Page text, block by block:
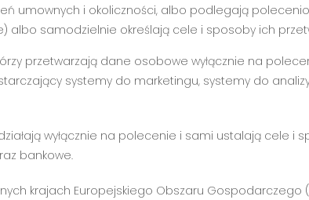
umownych i okoliczności, albo podlegają
samodzielnie określają cele i sposoby ich
przetwarzają dane osobowe wyłącznie na
systemy do marketingu, systemy do
wyłącznie na polecenie i sami ustalają cele i
bankowe.
krajach Europejskiego Obszaru Gospodarczego